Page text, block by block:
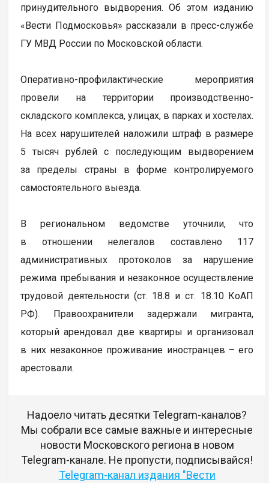
принудительного выдворения. Об этом изданию
«Вести Подмосковья» рассказали в пресс-службе
ГУ МВД России по Московской области.
Оперативно-профилактические мероприятия
провели на территории производственно-
складского комплекса, улицах, в парках и хостелах.
На всех нарушителей наложили штраф в размере
5 тысяч рублей с последующим выдворением
за пределы страны в форме контролируемого
самостоятельного выезда.
В региональном ведомстве уточнили, что
в отношении нелегалов составлено 117
административных протоколов за нарушение
режима пребывания и незаконное осуществление
трудовой деятельности (ст. 18.8 и ст. 18.10 КоАП
РФ). Правоохранители задержали мигранта,
который арендовал две квартиры и организовал
в них незаконное проживание иностранцев – его
арестовали.
Надоело читать десятки Telegram-каналов?
Мы собрали все самые важные и интересные
новости Московского региона в новом
Telegram-канале. Не пропусти, подписывайся!
Telegram-канал издания "Вести